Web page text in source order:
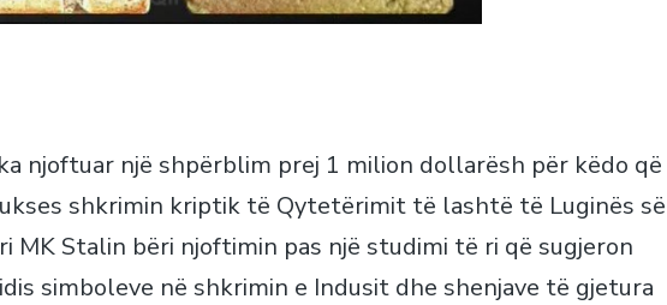
njoftuar një shpërblim prej 1 milion dollarësh për këdo që
shkrimin kriptik të Qytetërimit të lashtë të Luginës së
MK Stalin bëri njoftimin pas një studimi të ri që sugjeron
simboleve në shkrimin e Indusit dhe shenjave të gjetura